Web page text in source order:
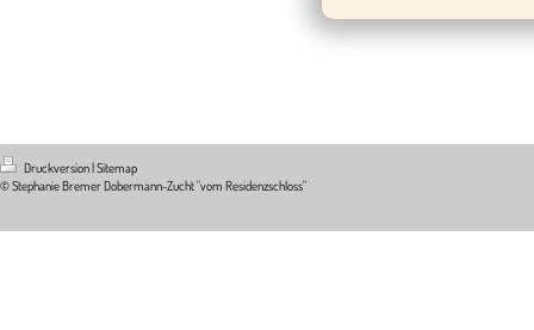
Druckversion|Sitemap
© Stephanie Bremer Dobermann-Zucht "vom Residenzschloss"